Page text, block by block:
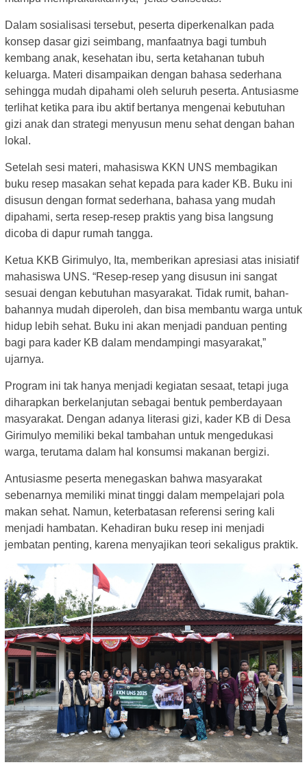
Dalam sosialisasi tersebut, peserta diperkenalkan pada
konsep dasar gizi seimbang, manfaatnya bagi tumbuh
kembang anak, kesehatan ibu, serta ketahanan tubuh
keluarga. Materi disampaikan dengan bahasa sederhana
sehingga mudah dipahami oleh seluruh peserta. Antusiasme
terlihat ketika para ibu aktif bertanya mengenai kebutuhan
gizi anak dan strategi menyusun menu sehat dengan bahan
lokal.
Setelah sesi materi, mahasiswa KKN UNS membagikan
buku resep masakan sehat kepada para kader KB. Buku ini
disusun dengan format sederhana, bahasa yang mudah
dipahami, serta resep-resep praktis yang bisa langsung
dicoba di dapur rumah tangga.
Ketua KKB Girimulyo, Ita, memberikan apresiasi atas inisiatif
mahasiswa UNS. “Resep-resep yang disusun ini sangat
sesuai dengan kebutuhan masyarakat. Tidak rumit, bahan-
bahannya mudah diperoleh, dan bisa membantu warga untuk
hidup lebih sehat. Buku ini akan menjadi panduan penting
bagi para kader KB dalam mendampingi masyarakat,”
ujarnya.
Program ini tak hanya menjadi kegiatan sesaat, tetapi juga
diharapkan berkelanjutan sebagai bentuk pemberdayaan
masyarakat. Dengan adanya literasi gizi, kader KB di Desa
Girimulyo memiliki bekal tambahan untuk mengedukasi
warga, terutama dalam hal konsumsi makanan bergizi.
Antusiasme peserta menegaskan bahwa masyarakat
sebenarnya memiliki minat tinggi dalam mempelajari pola
makan sehat. Namun, keterbatasan referensi sering kali
menjadi hambatan. Kehadiran buku resep ini menjadi
jembatan penting, karena menyajikan teori sekaligus praktik.